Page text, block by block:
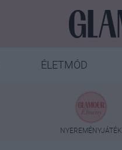
ÉLETMÓD
NYEREMÉNYJÁTÉK